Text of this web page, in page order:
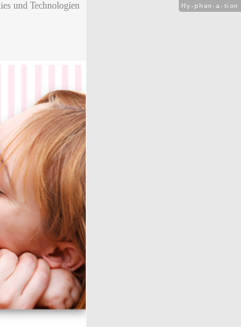
und Technologien
Hy-phen-a-tion